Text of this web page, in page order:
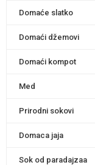
Domaće slatko
Domaći džemovi
Domaći kompot
Med
Prirodni sokovi
Domaca jaja
Sok od paradajzaa